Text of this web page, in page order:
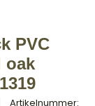
PVC
oak
Artikelnummer: